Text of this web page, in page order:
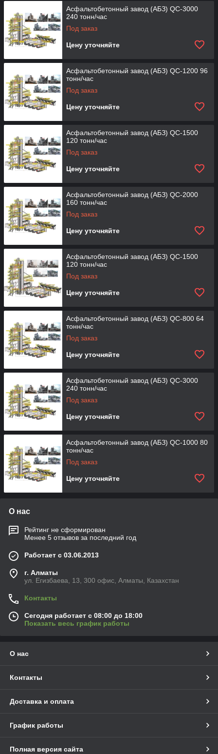
Асфальтобетонный завод (АБЗ) QC-3000
240 тонн/час
Под заказ
Цену уточняйте
Асфальтобетонный завод (АБЗ) QC-1200 96
тонн/час
Под заказ
Цену уточняйте
Асфальтобетонный завод (АБЗ) QC-1500
120 тонн/час
Под заказ
Цену уточняйте
Асфальтобетонный завод (АБЗ) QC-2000
160 тонн/час
Под заказ
Цену уточняйте
Асфальтобетонный завод (АБЗ) QC-1500
120 тонн/час
Под заказ
Цену уточняйте
Асфальтобетонный завод (АБЗ) QC-800 64
тонн/час
Под заказ
Цену уточняйте
Асфальтобетонный завод (АБЗ) QC-3000
240 тонн/час
Под заказ
Цену уточняйте
Асфальтобетонный завод (АБЗ) QC-1000 80
тонн/час
Под заказ
Цену уточняйте
О нас
Рейтинг не сформирован
Менее 5 отзывов за последний год
Работает с 03.06.2013
г. Алматы
ул. Егизбаева, 13, 300 офис, Алматы, Казахстан
Контакты
Сегодня работает с 08:00 до 18:00
Показать весь график работы
О нас
Контакты
Доставка и оплата
График работы
Полная версия сайта